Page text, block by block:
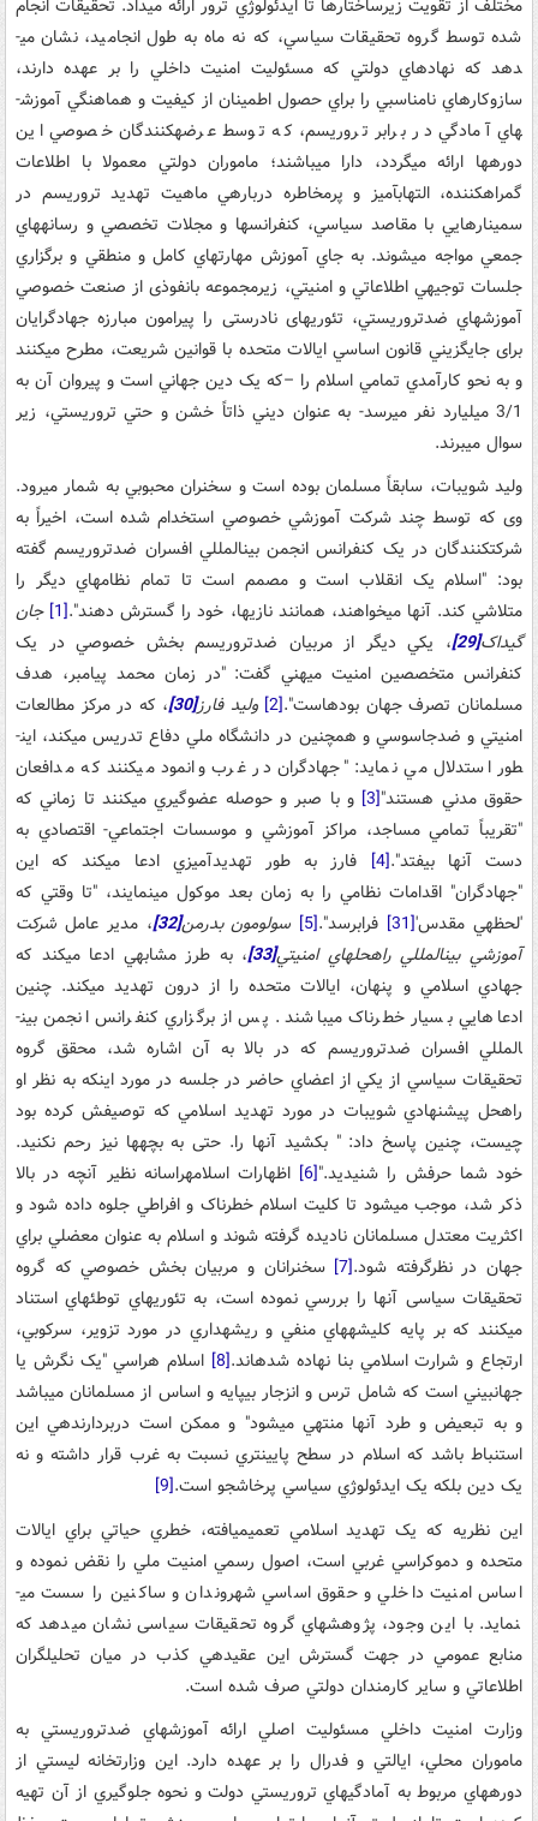
مختلف از تقويت زيرساختارها تا ايدئولوژي ترور ارائه مي­داد. تحقيقات انجام
شده توسط گروه تحقيقات سياسي، که نه ماه به طول انجاميد، نشان مي­
دهد که نهادهاي دولتي که مسئولیت امنيت داخلي را بر عهده دارند،
سازوکارهاي نامناسبي را براي حصول اطمينان از کيفيت و هماهنگي آموزش­
هاي آمادگي در برابر تروريسم، که توسط عرضه­کنندگان خصوصي اين
دوره­ها ارائه مي­گردد، دارا مي­باشند؛ ماموران دولتي معمولا با اطلاعات
گمراه­کننده، التهاب­آميز و پرمخاطره درباره­ي ماهيت تهديد تروريسم در
سمينارهايي با مقاصد سياسي، کنفرانس­ها و مجلات تخصصي و رسانه­هاي
جمعي مواجه مي­شوند. به­ جاي آموزش مهارت­هاي کامل و منطقي و برگزاري
جلسات توجيهي اطلاعاتي و امنيتي، زيرمجموعه­ بانفوذی از صنعت خصوصي
آموزش­هاي ضدتروريستي، تئوري­های نادرستی را پيرامون مبارزه جهادگرایان
برای جايگزيني قانون اساسي ايالات متحده با قوانين شريعت، مطرح می­کنند
و به نحو کارآمدي تمامي اسلام را –که يک دين جهاني است و پيروان آن به
3/1 ميليارد نفر مي­رسد- به عنوان ديني ذاتاً خشن و حتي تروريستي، زير
سوال مي­برند.
وليد شویبات، سابقاً مسلمان بوده­ است و سخنران محبوبي به شمار می­رود.
وی که توسط چند شرکت آموزشي خصوصي استخدام شده است، اخيراً به
شرکت­کنندگان در يک کنفرانس انجمن بين­المللي افسران ضدتروريسم گفته
بود: "اسلام يک انقلاب است و مصمم است تا تمام نظام­هاي ديگر را
متلاشي کند. آن­ها مي­خواهند، همانند نازي­ها، خود را گسترش دهند".[1]
جان
گيداک[29]
، يکي ديگر از مربيان ضدتروريسم بخش خصوصي در يک
کنفرانس متخصصين امنيت ميهني گفت: "در زمان محمد پيامبر، هدف
مسلمانان تصرف جهان بوده­است".[2] وليد فارز[30]
، که در مرکز مطالعات
امنيتي و ضدجاسوسي و همچنين در دانشگاه ملي دفاع تدريس مي­کند، اين­
طور استدلال مي نمايد: "جهادگران در غرب وانمود مي­کنند که مدافعان
حقوق مدني هستند"[3]
و با صبر و حوصله عضوگيري مي­کنند تا زماني که
"تقريباً تمامي مساجد، مراکز آموزشي و موسسات اجتماعي- اقتصادي به
دست آن­ها بيفتد".[4]
فارز به طور تهديدآميزي ادعا مي­کند که اين
"جهادگران" اقدامات نظامي را به زمان بعد موکول مي­نمايند، "تا وقتي که
'لحظه­ي مقدس'[31] فرابرسد".[5] سولومون بدرمن[32] ، مدير عامل شرکت
آموزشي بين­المللي راه­حل­هاي امنيتي[33]
، به طرز مشابهي ادعا مي­کند که
جهادي اسلامي و پنهان، ايالات متحده را از درون تهديد مي­کند. چنين
ادعاهايي بسيار خطرناک مي­باشند. پس از برگزاري کنفرانس انجمن بين­
المللي افسران ضدتروريسم که در بالا به آن اشاره شد، محقق گروه
تحقيقات سياسي از يکي از اعضاي حاضر در جلسه در مورد اينکه به نظر او
راه­حل پيشنهادي شویبات در مورد تهديد اسلامي که توصيفش کرده بود
چيست، چنين پاسخ داد: " بکشيد آن­ها را. حتی به بچه­ها نیز رحم نکنید.
خود شما حرفش را شنيديد."[6]
اظهارات اسلام­هراسانه نظير آنچه در بالا
ذکر شد، موجب مي­شود تا کليت اسلام خطرناک و افراطي جلوه داده شود و
اکثريت معتدل مسلمانان ناديده گرفته شوند و اسلام به عنوان معضلي براي
جهان در نظرگرفته­ شود.[7]
سخنرانان و مربيان بخش خصوصي که گروه
تحقیقات سیاسی آن­ها را بررسي نموده است، به تئوري­هاي توطئه­اي استناد
مي­کنند که بر پایه کليشه­هاي منفي و ريشه­داري در مورد تزوير، سرکوبي،
ارتجاع و شرارت اسلامي بنا نهاده شده­اند.[8]
اسلا­م هراسي "يک نگرش يا
جهان­بيني است که شامل ترس و انزجار بي­پايه ­و ­اساس از مسلمانان مي­باشد
و به تبعيض و طرد آن­ها منتهي مي­شود" و ممکن است دربردارنده­ي اين
استنباط باشد که اسلام در سطح پايين­تري نسبت به غرب قرار داشته و نه
يک دين بلکه يک ايدئولوژي سياسي پرخاش­جو است.[9]
اين نظريه که يک تهديد اسلامي تعميم­يافته، خطري حياتي براي ايالات
متحده و دموکراسي غربي است، اصول رسمي امنيت ملي را نقض نموده و
اساس امنيت داخلي و حقوق اساسي شهروندان و ساکنين را سست مي­
نمايد. با اين وجود، پژوهش­هاي گروه تحقیقات سیاسی نشان مي­دهد که
منابع عمومي در جهت گسترش اين عقيده­ي کذب در ميان تحليل­گران
اطلاعاتي و ساير کارمندان دولتي صرف شده است.
وزارت امنيت داخلي مسئوليت اصلي ارائه آموزش­هاي ضدتروريستي به
ماموران محلي، ايالتي و فدرال را بر عهده دارد. اين وزارتخانه ليستي از
دوره­هاي مربوط به آمادگي­هاي تروريستي دولت و نحوه جلوگيري از آن تهيه